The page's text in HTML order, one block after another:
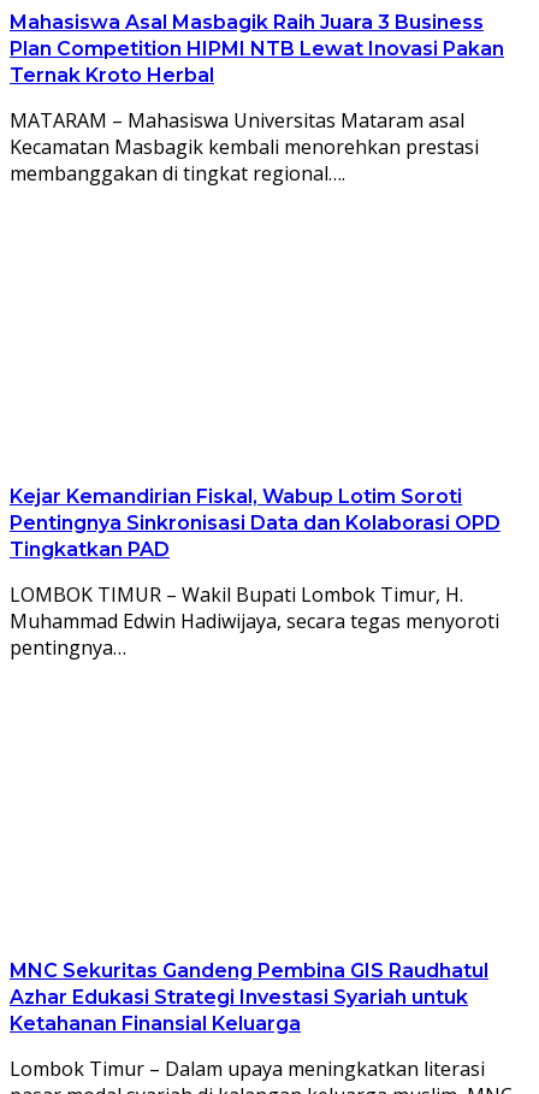
Mahasiswa Asal Masbagik Raih Juara 3 Business
Plan Competition HIPMI NTB Lewat Inovasi Pakan
Ternak Kroto Herbal
MATARAM – Mahasiswa Universitas Mataram asal
Kecamatan Masbagik kembali menorehkan prestasi
membanggakan di tingkat regional….
Kejar Kemandirian Fiskal, Wabup Lotim Soroti
Pentingnya Sinkronisasi Data dan Kolaborasi OPD
Tingkatkan PAD
LOMBOK TIMUR – Wakil Bupati Lombok Timur, H.
Muhammad Edwin Hadiwijaya, secara tegas menyoroti
pentingnya…
MNC Sekuritas Gandeng Pembina GIS Raudhatul
Azhar Edukasi Strategi Investasi Syariah untuk
Ketahanan Finansial Keluarga
Lombok Timur – Dalam upaya meningkatkan literasi